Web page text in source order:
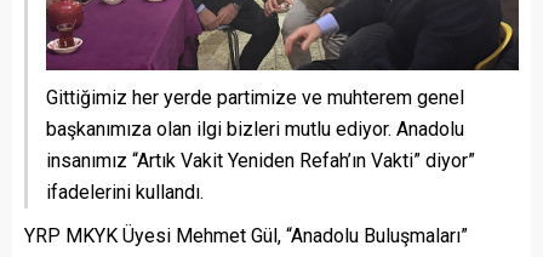
Gittiğimiz her yerde partimize ve muhterem genel
başkanımıza olan ilgi bizleri mutlu ediyor. Anadolu
insanımız “Artık Vakit Yeniden Refah’ın Vakti” diyor”
ifadelerini kullandı.
YRP MKYK Üyesi Mehmet Gül, “Anadolu Buluşmaları”